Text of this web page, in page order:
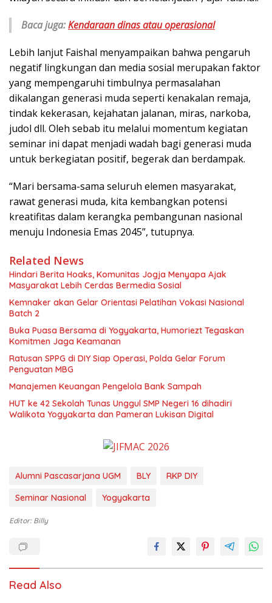
Baca juga:Kendaraan dinas atau operasional
Lebih lanjut Faishal menyampaikan bahwa pengaruh
negatif lingkungan dan media sosial merupakan faktor
yang mempengaruhi timbulnya permasalahan
dikalangan generasi muda seperti kenakalan remaja,
tindak kekerasan, kejahatan jalanan, miras, narkoba,
judol dll. Oleh sebab itu melalui momentum kegiatan
seminar ini dapat menjadi wadah bagi generasi muda
untuk berkegiatan positif, begerak dan berdampak.
“Mari bersama-sama seluruh elemen masyarakat,
rawat generasi muda, kita kembangkan potensi
kreatifitas dalam kerangka pembangunan nasional
menuju Indonesia Emas 2045”, tutupnya.
Related News
Hindari Berita Hoaks, Komunitas Jogja Menyapa Ajak
Masyarakat Lebih Cerdas Bermedia Sosial
Kemnaker akan Gelar Orientasi Pelatihan Vokasi Nasional
Batch 2
Buka Puasa Bersama di Yogyakarta, Humoriezt Tegaskan
Komitmen Jaga Keamanan
Ratusan SPPG di DIY Siap Operasi, Polda Gelar Forum
Penguatan MBG
Manajemen Keuangan Pengelola Bank Sampah
HUT ke 42 Sekolah Tunas Unggul SMP Negeri 16 dihadiri
Walikota Yogyakarta dan Pameran Lukisan Digital
Alumni Pascasarjana UGM BLY
RKP DIY
Seminar Nasional
Yogyakarta
Editor: Billy
Read Also